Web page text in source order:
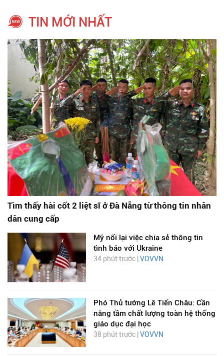
TIN MỚI NHẤT
Tìm thấy hài cốt 2 liệt sĩ ở Đà Nẵng từ thông tin nhân
dân cung cấp
Mỹ nối lại việc chia sẻ thông tin
tình báo với Ukraine
34 phút trước | VOVVN
Phó Thủ tướng Lê Tiến Châu: Cần
nâng tầm chất lượng toàn hệ thống
giáo dục đại học
38 phút trước |VOVVN